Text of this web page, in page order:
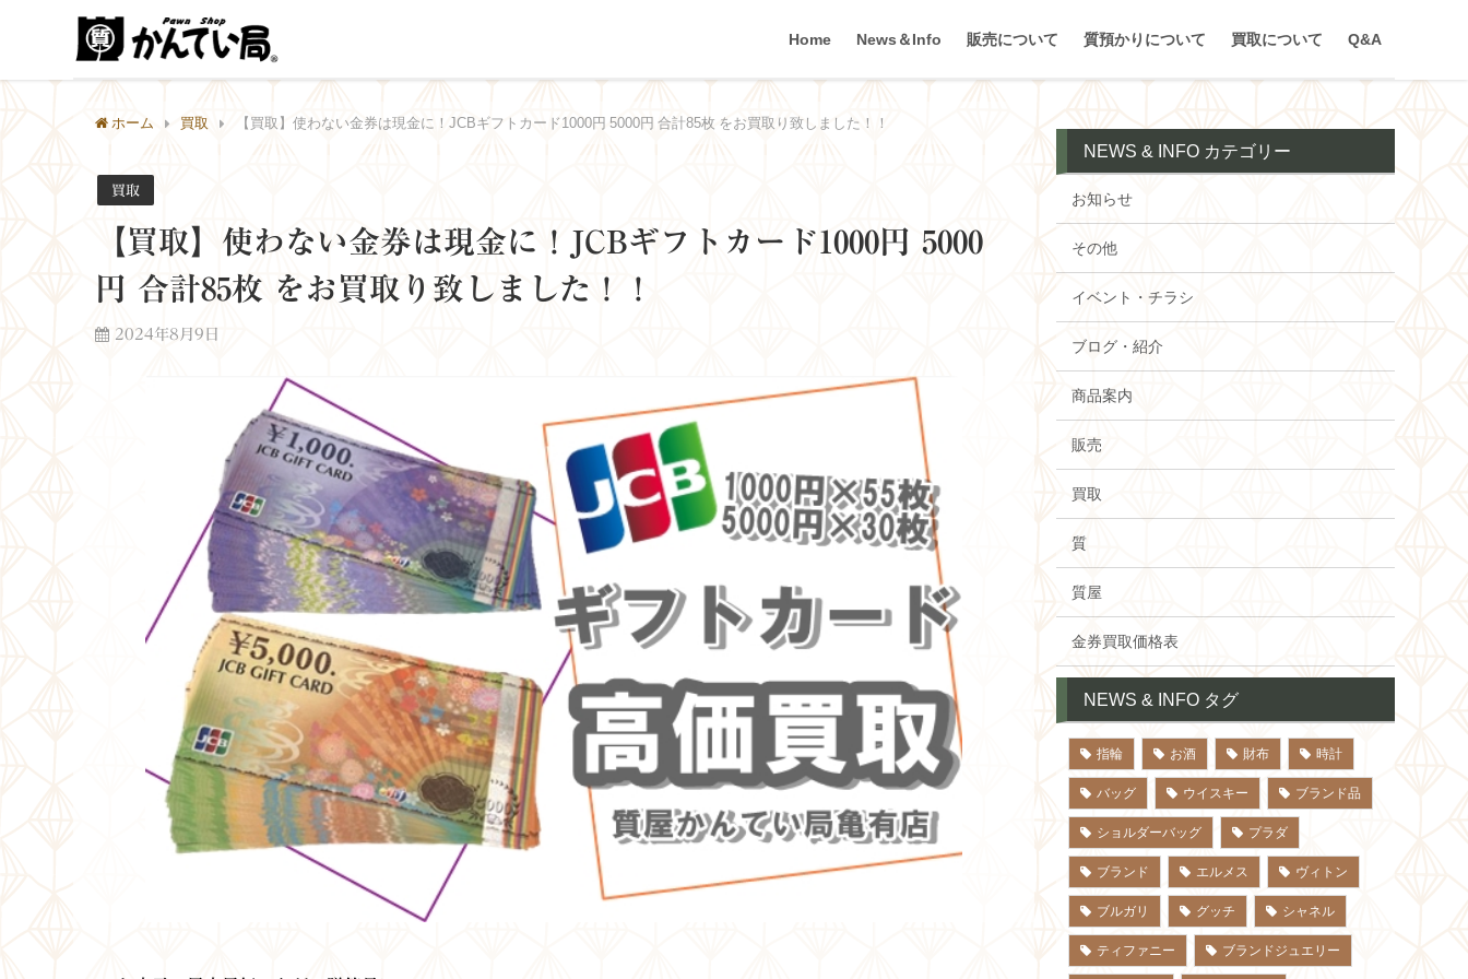
Home News＆Info 販売について 質預かりについて 買取について Q&A
ホーム 買取 【買取】使わない金券は現金に！JCBギフトカード1000円 5000円 合計85枚 をお買取り致しました！！
買取
【買取】使わない金券は現金に！JCBギフトカード1000円 5000
円 合計85枚 をお買取り致しました！！
2024年8月9日
NEWS & INFO カテゴリー
お知らせ
その他
イベント・チラシ
ブログ・紹介
商品案内
販売
買取
質
質屋
金券買取価格表
NEWS & INFO タグ
指輪 お酒 財布 時計
バッグ ウイスキー ブランド品
ショルダーバッグ プラダ
ブランド エルメス ヴィトン
ブルガリ グッチ シャネル
ティファニー ブランドジュエリー